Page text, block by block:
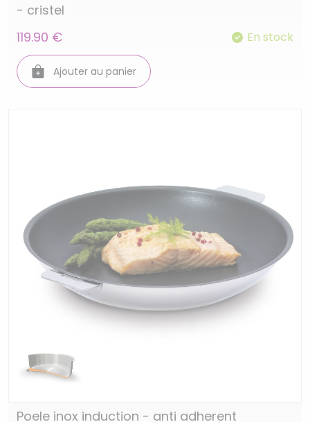
- cristel
119.90 €
En stock
Ajouter au panier
Poele inox induction - anti adherent